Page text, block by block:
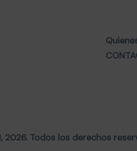
2026. Todos los derechos